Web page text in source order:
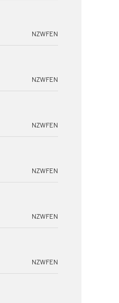
NZWFEN
NZWFEN
NZWFEN
NZWFEN
NZWFEN
NZWFEN